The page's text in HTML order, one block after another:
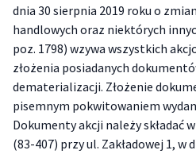
dnia 30 sierpnia 2019 roku o
handlowych oraz niektórych
poz. 1798) wzywa wszystkich
złożenia posiadanych
dematerializacji. Złożenie
pisemnym pokwitowaniem
Dokumenty akcji należy składać
(83-407) przy ul. Zakładowej 1, w